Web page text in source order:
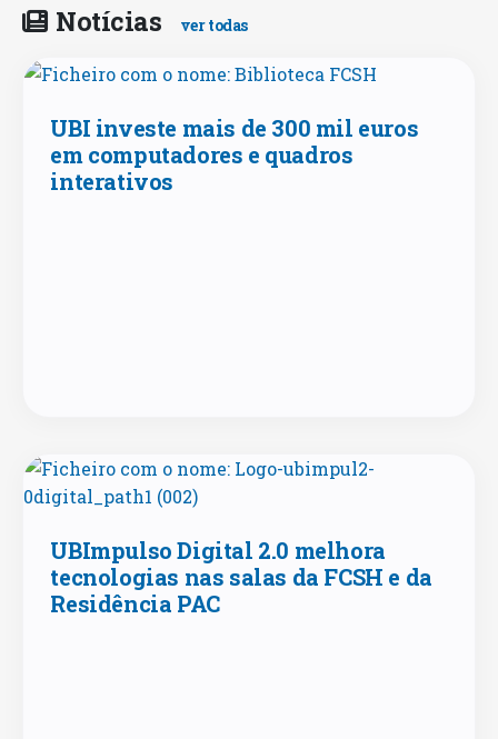
Notícias ver todas
UBI investe mais de 300 mil euros
em computadores e quadros
interativos
UBImpulso Digital 2.0 melhora
tecnologias nas salas da FCSH e da
Residência PAC